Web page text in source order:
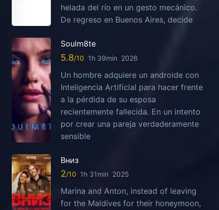
helada del río en un gesto mecánico.
De regreso en Buenos Aires, decide
Soulm8te
5.8 1h 39min 2026
Un hombre adquiere un androide con
Inteligencia Artificial para hacer frente
a la pérdida de su esposa
recientemente fallecida. En un intento
por crear una pareja verdaderamente
sensible
Вниз
2 1h 31min 2025
Marina and Anton, instead of leaving
for the Maldives for their honeymoon,